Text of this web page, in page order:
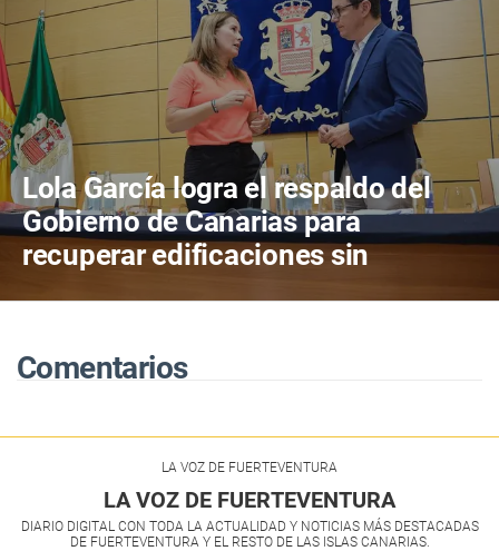
Lola García logra el respaldo del
Gobierno de Canarias para
recuperar edificaciones sin
Comentarios
LA VOZ DE FUERTEVENTURA
LA VOZ DE FUERTEVENTURA
DIARIO DIGITAL CON TODA LA ACTUALIDAD Y NOTICIAS MÁS DESTACADAS
DE FUERTEVENTURA Y EL RESTO DE LAS ISLAS CANARIAS.